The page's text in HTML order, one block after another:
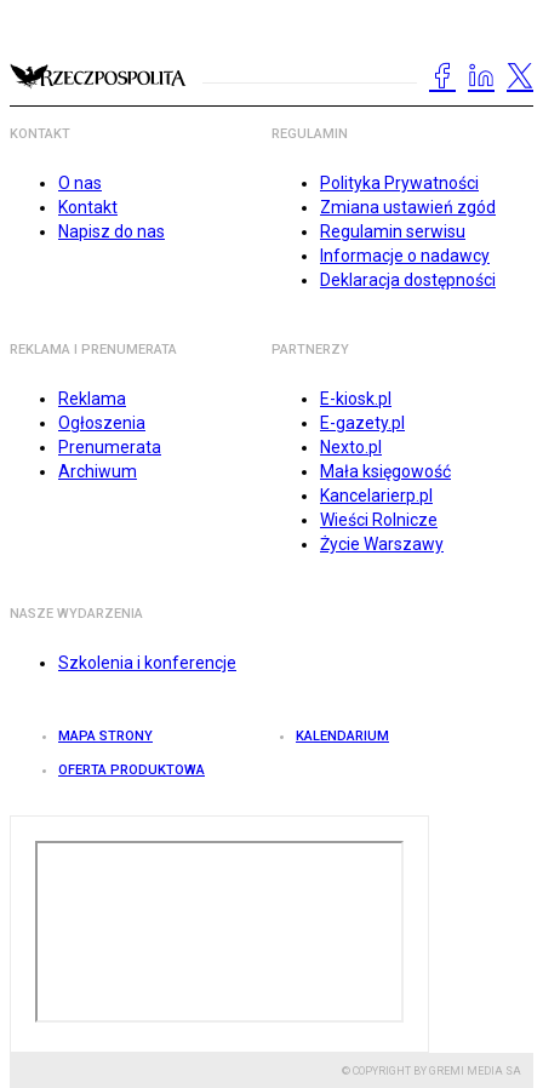
KONTAKT
O nas
Kontakt
Napisz do nas
REGULAMIN
Polityka Prywatności
Zmiana ustawień zgód
Regulamin serwisu
Informacje o nadawcy
Deklaracja dostępności
REKLAMA I PRENUMERATA
Reklama
Ogłoszenia
Prenumerata
Archiwum
PARTNERZY
E-kiosk.pl
E-gazety.pl
Nexto.pl
Mała księgowość
Kancelarierp.pl
Wieści Rolnicze
Życie Warszawy
NASZE WYDARZENIA
Szkolenia i konferencje
MAPA STRONY KALENDARIUM
OFERTA PRODUKTOWA
© COPYRIGHT BY GREMI MEDIA SA